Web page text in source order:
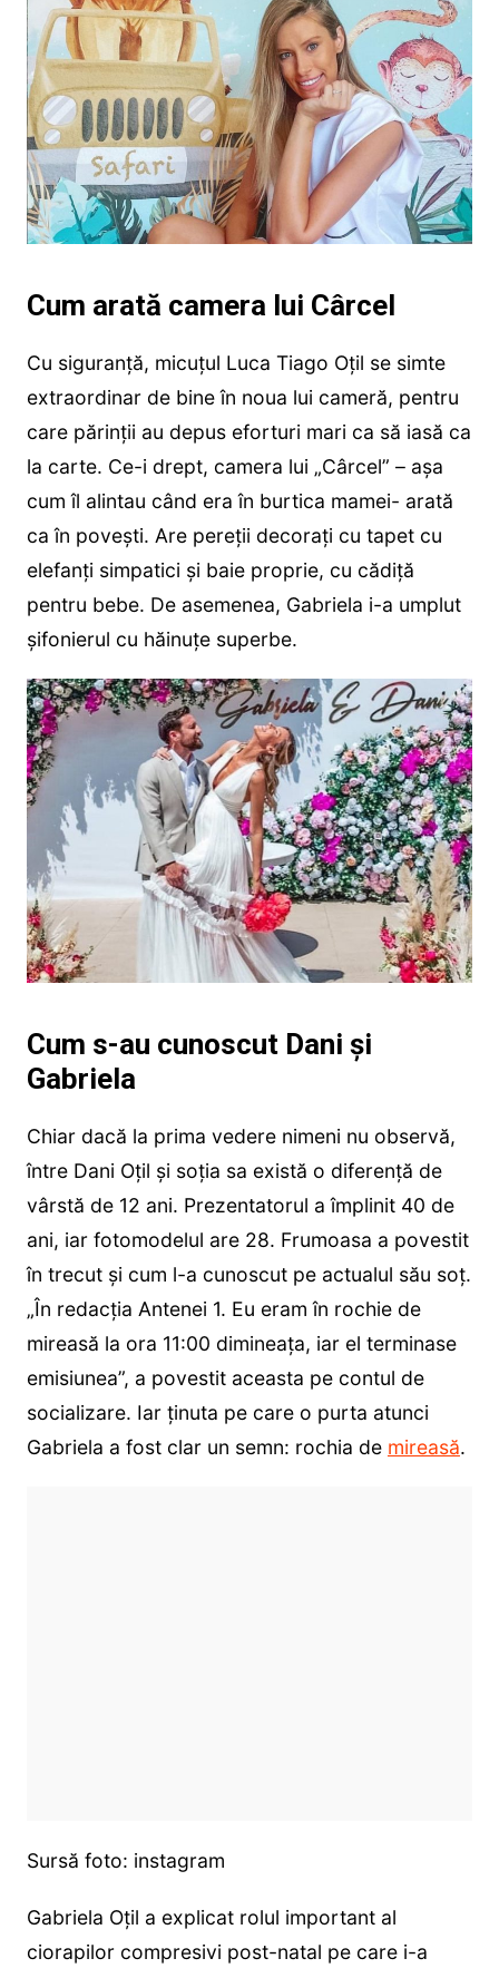
Cum arată camera lui Cârcel
Cu siguranță, micuțul Luca Tiago Oțil se simte
extraordinar de bine în noua lui cameră, pentru
care părinții au depus eforturi mari ca să iasă ca
la carte. Ce-i drept, camera lui „Cârcel” – așa
cum îl alintau când era în burtica mamei- arată
ca în povești. Are pereții decorați cu tapet cu
elefanți simpatici și baie proprie, cu cădiță
pentru bebe. De asemenea, Gabriela i-a umplut
șifonierul cu hăinuțe superbe.
Cum s-au cunoscut Dani și
Gabriela
Chiar dacă la prima vedere nimeni nu observă,
între Dani Oțil și soția sa există o diferență de
vârstă de 12 ani. Prezentatorul a împlinit 40 de
ani, iar fotomodelul are 28. Frumoasa a povestit
în trecut și cum l-a cunoscut pe actualul său soț.
„În redacția Antenei 1. Eu eram în rochie de
mireasă la ora 11:00 dimineața, iar el terminase
emisiunea”, a povestit aceasta pe contul de
socializare. Iar ținuta pe care o purta atunci
Gabriela a fost clar un semn: rochia de mireasă.
Sursă foto: instagram
Gabriela Oțil a explicat rolul important al
ciorapilor compresivi post-natal pe care i-a